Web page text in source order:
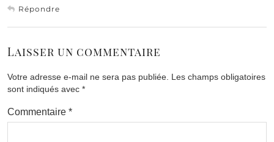
Répondre
Laisser un commentaire
Votre adresse e-mail ne sera pas publiée. Les champs obligatoires
sont indiqués avec *
Commentaire *